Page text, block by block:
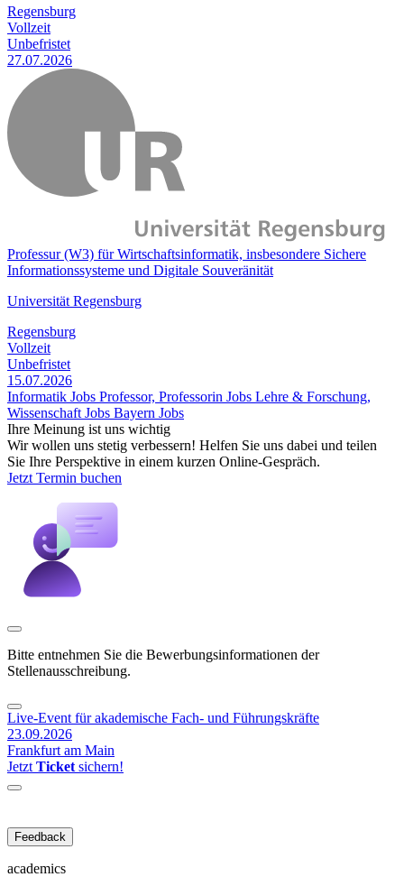
Regensburg
Vollzeit
Unbefristet
27.07.2026
Professur (W3) für Wirtschaftsinformatik, insbesondere Sichere
Informationssysteme und Digitale Souveränität
Universität Regensburg
Regensburg
Vollzeit
Unbefristet
15.07.2026
Informatik Jobs Professor, Professorin Jobs Lehre & Forschung,
Wissenschaft Jobs Bayern Jobs
Ihre Meinung ist uns wichtig
Wir wollen uns stetig verbessern! Helfen Sie uns dabei und teilen
Sie Ihre Perspektive in einem kurzen Online-Gespräch.
Jetzt Termin buchen
Bitte entnehmen Sie die Bewerbungsinformationen der
Stellenausschreibung.
Live-Event für akademische Fach- und Führungskräfte
23.09.2026
Frankfurt am Main
Jetzt Ticket sichern!
Feedback
academics